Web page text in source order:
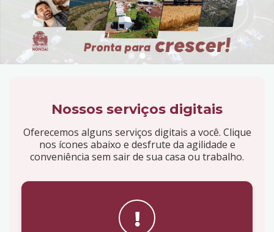
Nossos serviços digitais
Oferecemos alguns serviços digitais a você. Clique
nos ícones abaixo e desfrute da agilidade e
conveniência sem sair de sua casa ou trabalho.